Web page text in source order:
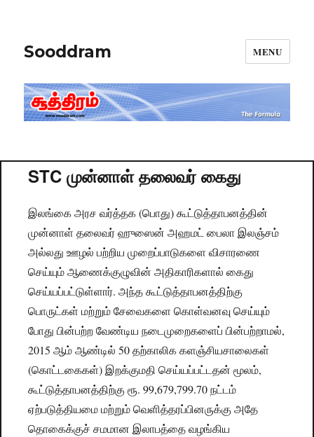
Sooddram MENU
STC முன்னாள் தலைவர் கைது
இலங்கை அரச வர்த்தக (பொது) கூட்டுத்தாபனத்தின்
முன்னாள் தலைவர் ஹுஸைன் அஹமட் பைலா இலஞ்சம்
அல்லது ஊழல் பற்றிய முறைப்பாடுகளை விசாரணை
செய்யும் ஆணைக்குழுவின் அதிகாரிகளால் கைது
செய்யப்பட்டுள்ளார். அந்த கூட்டுத்தாபனத்திற்கு
பொருட்கள் மற்றும் சேவைகளை கொள்வனவு செய்யும்
போது பின்பற்ற வேண்டிய நடைமுறைகளைப் பின்பற்றாமல்,
2015 ஆம் ஆண்டில் 50 தற்காலிக களஞ்சியசாலைகள்
(கொட்டகைகள்) இறக்குமதி செய்யப்பட்டதன் மூலம்,
கூட்டுத்தாபனத்திற்கு ரூ. 99,679,799.70 நட்டம்
ஏற்படுத்தியமை மற்றும் வெளித்தரப்பினருக்கு அதே
தொகைக்குச் சமமான இலாபத்தை வழங்கிய